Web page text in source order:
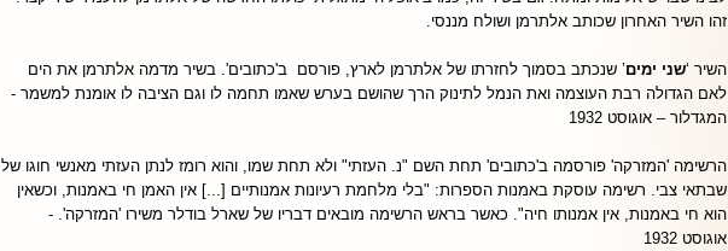
זהו השיר האחרון שכותב אלתרמן ושולח מננסי.
השיר ‘שני ימים’ שנכתב בסמוך לחזרתו של אלתרמן לארץ, פורסם ב'כתובים'. בשיר מדמה אלתרמן את הים
לאם הגדולה רבת העוצמה ואת הנמל לתינוק הרך שהושם בערש שאמו תחמה לו וגם הציבה לו אומנת למשמר -
המגדלור – אוגוסט 1932
הרשימה 'המזרקה' פורסמה ב'כתובים' תחת השם "נ. העזתי" ולא תחת שמו, והוא רומז לנתן העזתי מאנשי חוגו של
שבתאי צבי. רשימה עוסקת באמנות הספרות: "בלי מלחמת רעיונות אמנותיים [...] אין האמן חי באמנות, וכשאין
הוא חי באמנות, אין אמנותו חיה". כאשר בראש הרשימה מובאים דבריו של שארל בודלר משירו 'המזרקה'. -
אוגוסט 1932